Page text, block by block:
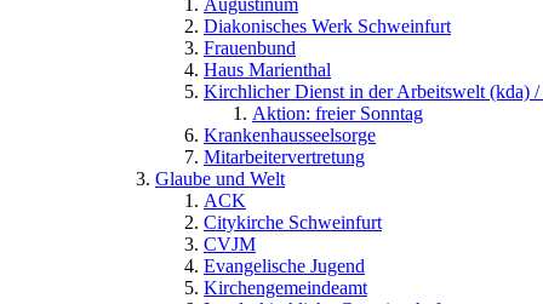
Diakonisches Werk Schweinfurt
Frauenbund
Haus Marienthal
Kirchlicher Dienst in der Arbeitswelt (kda) /
Aktion: freier Sonntag
Krankenhausseelsorge
Mitarbeitervertretung
Glaube und Welt
ACK
Citykirche Schweinfurt
CVJM
Evangelische Jugend
Kirchengemeindeamt